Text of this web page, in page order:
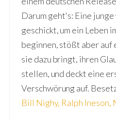
Darum geht's: Eine junge
geschickt, um ein Leben
beginnen, stößt aber auf
sie dazu bringt, ihren
stellen, und deckt eine
Verschwörung auf.
Bill Nighy, Ralph Ineson,